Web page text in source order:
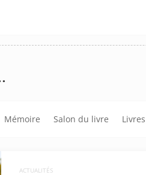
Mémoire Salon du livre Livres
ACTUALITÉS